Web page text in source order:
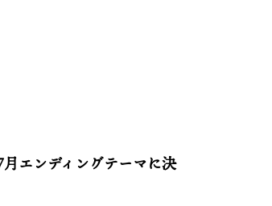
エンディングテーマに決